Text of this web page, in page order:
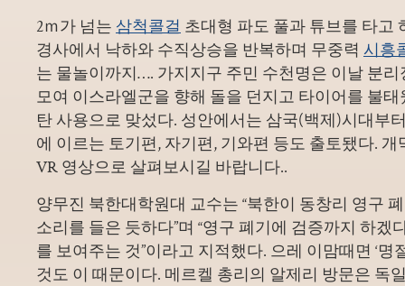
2ｍ가 넘는 삼척콜걸 초대형 파도 풀과 튜브를 타고
경사에서 낙하와 수직상승을 반복하며 무중력 시흥
는 물놀이까지…. 가지지구 주민 수천명은 이날 분
모여 이스라엘군을 향해 돌을 던지고 타이어를 불
탄 사용으로 맞섰다. 성안에서는 삼국(백제)시대부
에 이르는 토기편, 자기편, 기와편 등도 출토됐다. 개
VR 영상으로 살펴보시길 바랍니다..
양무진 북한대학원대 교수는 “북한이 동창리 영구
소리를 들은 듯하다”며 “영구 폐기에 검증까지 하겠
를 보여주는 것”이라고 지적했다. 으레 이맘때면 ‘명
것도 이 때문이다. 메르켈 총리의 알제리 방문은 독